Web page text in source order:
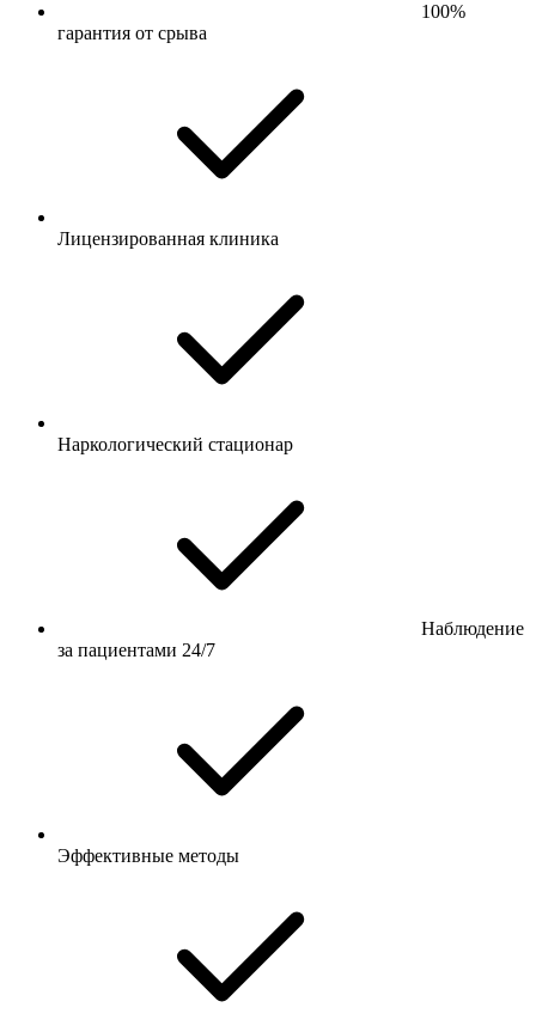
100%
гарантия от срыва
Лицензированная клиника
Наркологический стационар
Наблюдение
за пациентами 24/7
Эффективные методы